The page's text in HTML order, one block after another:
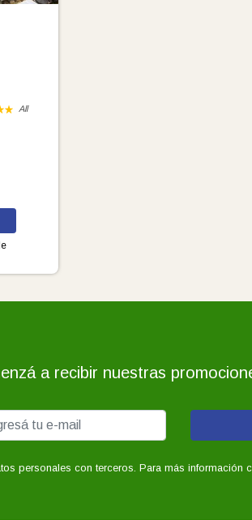
All
a recibir nuestras
personales con terceros. Para más información